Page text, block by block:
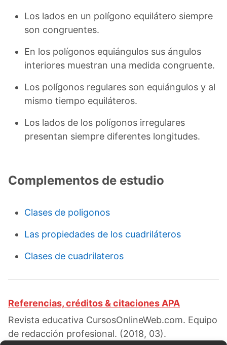
Los lados en un polígono equilátero siempre
son congruentes.
En los polígonos equiángulos sus ángulos
interiores muestran una medida congruente.
Los polígonos regulares son equiángulos y al
mismo tiempo equiláteros.
Los lados de los polígonos irregulares
presentan siempre diferentes longitudes.
Complementos de estudio
Clases de poligonos
Las propiedades de los cuadriláteros
Clases de cuadrilateros
Referencias, créditos & citaciones APA
Revista educativa CursosOnlineWeb.com. Equipo
de redacción profesional. (2018, 03).